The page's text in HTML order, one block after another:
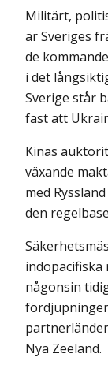
Militärt,
är Sveriges
de
i det
Sverige står
fast att
Kinas
växande
med
den
indopacifiska
någonsin
Nya Zeeland.